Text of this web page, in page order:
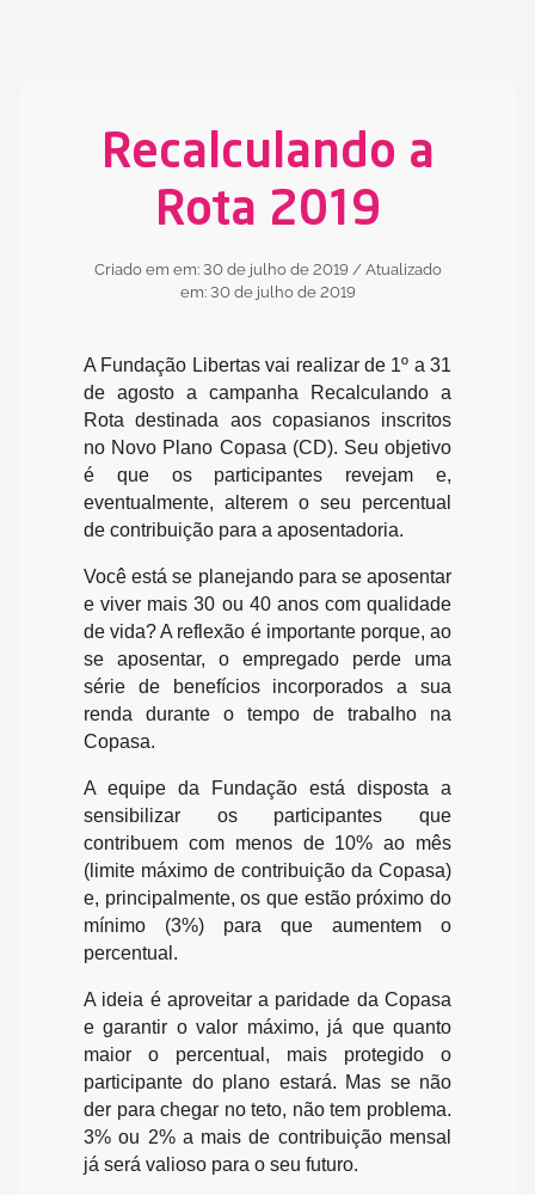
Recalculando a
Rota 2019
Criado em em: 30 de julho de 2019 / Atualizado
em: 30 de julho de 2019
A Fundação Libertas vai realizar de 1º a 31
de agosto a campanha Recalculando a
Rota destinada aos copasianos inscritos
no Novo Plano Copasa (CD). Seu objetivo
é que os participantes revejam e,
eventualmente, alterem o seu percentual
de contribuição para a aposentadoria.
Você está se planejando para se aposentar
e viver mais 30 ou 40 anos com qualidade
de vida? A reflexão é importante porque, ao
se aposentar, o empregado perde uma
série de benefícios incorporados a sua
renda durante o tempo de trabalho na
Copasa.
A equipe da Fundação está disposta a
sensibilizar os participantes que
contribuem com menos de 10% ao mês
(limite máximo de contribuição da Copasa)
e, principalmente, os que estão próximo do
mínimo (3%) para que aumentem o
percentual.
A ideia é aproveitar a paridade da Copasa
e garantir o valor máximo, já que quanto
maior o percentual, mais protegido o
participante do plano estará. Mas se não
der para chegar no teto, não tem problema.
3% ou 2% a mais de contribuição mensal
já será valioso para o seu futuro.